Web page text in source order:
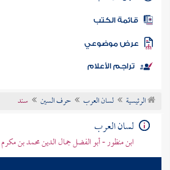
المكتبة
الكتب
موضوعي
تراجم الأعلام
الرئيسية لسان العرب حرف السين سند
لسان العرب
ابن منظور - أبو الفضل جمال الدين محمد بن